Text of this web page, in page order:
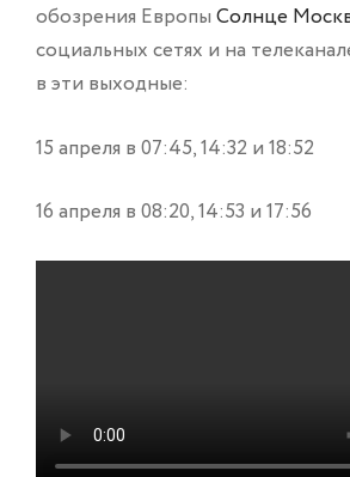
обозрения Европы Солнце
социальных сетях и на
в эти выходные:
15 апреля в 07:45, 14:32 и 18:52
16 апреля в 08:20, 14:53 и 17:56